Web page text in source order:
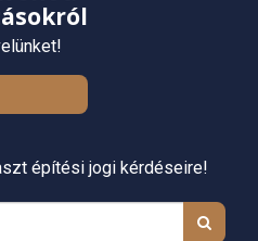
építési jogi kérdéseire!